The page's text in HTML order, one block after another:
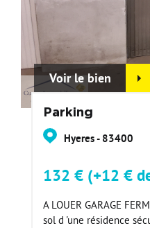
Voir le bien
Parking
Hyeres - 83400
132 € (+12 €
A LOUER GARAGE
sol d 'une résidence